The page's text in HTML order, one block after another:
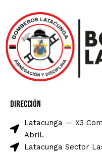
Dirección
Latacunga — X3
Abril.
Latacunga Sector